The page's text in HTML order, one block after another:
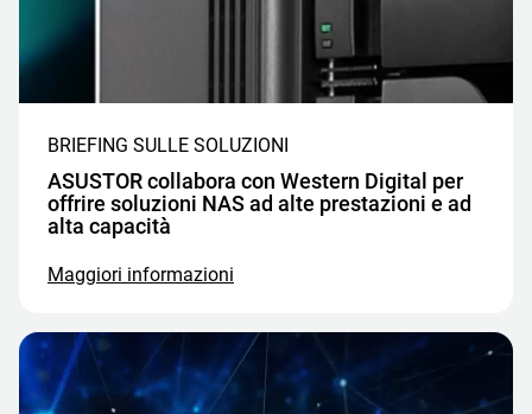
BRIEFING SULLE SOLUZIONI
ASUSTOR collabora con Western Digital per
offrire soluzioni NAS ad alte prestazioni e ad
alta capacità
Maggiori informazioni